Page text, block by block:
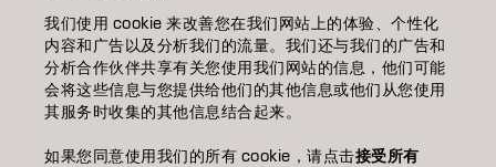
SALON FINDER 搜尋髮廊
BECOME A PARTNER 成為合作夥伴
CONTACT US 聯絡我們
我们使用 cookie 来改善您在我们网站上的体验、个性化
内容和广告以及分析我们的流量。我们还与我们的广告和
分析合作伙伴共享有关您使用我们网站的信息，他们可能
会将这些信息与您提供给他们的其他信息或他们从您使用
其服务时收集的其他信息结合起来。
如果您同意使用我们的所有 cookie，请点击接受所有